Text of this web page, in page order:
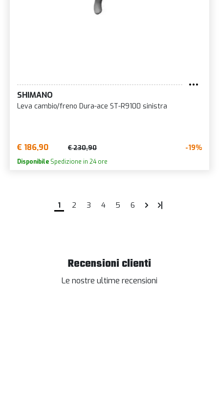
SHIMANO
Leva cambio/freno Dura-ace ST-R9100 sinistra
€ 186,90 € 230,90 -19%
Disponibile Spedizione in 24 ore
1 2 3 4 5 6
Recensioni clienti
Le nostre ultime recensioni